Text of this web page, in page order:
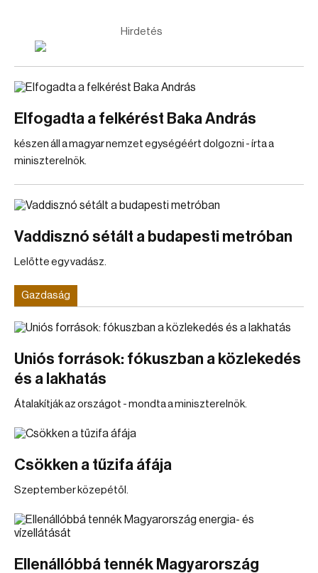
Hirdetés
Elfogadta a felkérést Baka András
készen áll a magyar nemzet egységéért dolgozni - írta a
miniszterelnök.
Vaddisznó sétált a budapesti metróban
Lelőtte egy vadász.
Gazdaság
Uniós források: fókuszban a közlekedés
és a lakhatás
Átalakítják az országot - mondta a miniszterelnök.
Csökken a tűzifa áfája
Szeptember közepétől.
Ellenállóbbá tennék Magyarország